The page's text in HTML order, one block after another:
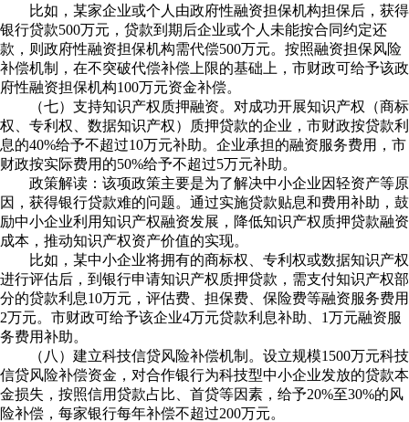
比如，某家企业或个人由政府性融资担保机构担保后，获得
银行贷款500万元，贷款到期后企业或个人未能按合同约定还
款，则政府性融资担保机构需代偿500万元。按照融资担保风险
补偿机制，在不突破代偿补偿上限的基础上，市财政可给予该政
府性融资担保机构100万元资金补偿。
（七）支持知识产权质押融资。对成功开展知识产权（商标
权、专利权、数据知识产权）质押贷款的企业，市财政按贷款利
息的40%给予不超过10万元补助。企业承担的融资服务费用，市
财政按实际费用的50%给予不超过5万元补助。
政策解读：该项政策主要是为了解决中小企业因轻资产等原
因，获得银行贷款难的问题。通过实施贷款贴息和费用补助，鼓
励中小企业利用知识产权融资发展，降低知识产权质押贷款融资
成本，推动知识产权资产价值的实现。
比如，某中小企业将拥有的商标权、专利权或数据知识产权
进行评估后，到银行申请知识产权质押贷款，需支付知识产权部
分的贷款利息10万元，评估费、担保费、保险费等融资服务费用
2万元。市财政可给予该企业4万元贷款利息补助、1万元融资服
务费用补助。
（八）建立科技信贷风险补偿机制。设立规模1500万元科技
信贷风险补偿资金，对合作银行为科技型中小企业发放的贷款本
金损失，按照信用贷款占比、首贷等因素，给予20%至30%的风
险补偿，每家银行每年补偿不超过200万元。